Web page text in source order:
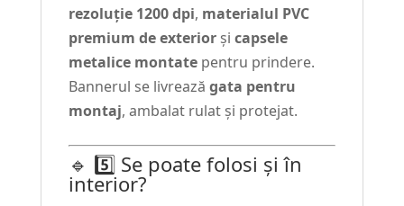
rezoluție 1200 dpi, materialul PVC
premium de exteriorși capsele
metalice montatepentru prindere.
Bannerul se livrează gata pentru
montaj, ambalat rulat și protejat.
🔹 5️⃣ Se poate folosi și în
interior?